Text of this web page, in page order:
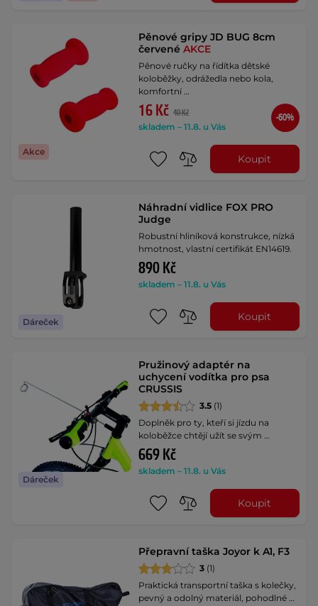
Akce
Pěnové gripy JD BUG 8cm
červenéAKCE
Pěnové ručky na řídítka dětské
koloběžky, odrážedla nebo kola,
komfortní …
16 Kč 40 Kč
skladem – 11.8. u Vás
-60%
Koupit
Dáreček
Náhradní vidlice FOX PRO
Judge
Robustní hliníková konstrukce, nízká
hmotnost, vlastní certifikát EN14619.
890 Kč
skladem – 11.8. u Vás
Koupit
Dáreček
Pružinový adaptér na
uchycení vodítka pro psa
CRUSSIS
3.5 (1)
Doplněk pro ty, kteří si jízdu na
koloběžce chtějí užít se svým …
669 Kč
skladem – 11.8. u Vás
Koupit
Přepravní taška Joyor k A1, F3
3 (1)
Praktická transportní taška s kolečky,
pevný a odolný materiál, pohodlné …